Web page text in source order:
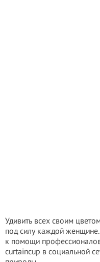
Удивить всех своим
под силу каждой женщине.
к помощи
curtaincup в социальной